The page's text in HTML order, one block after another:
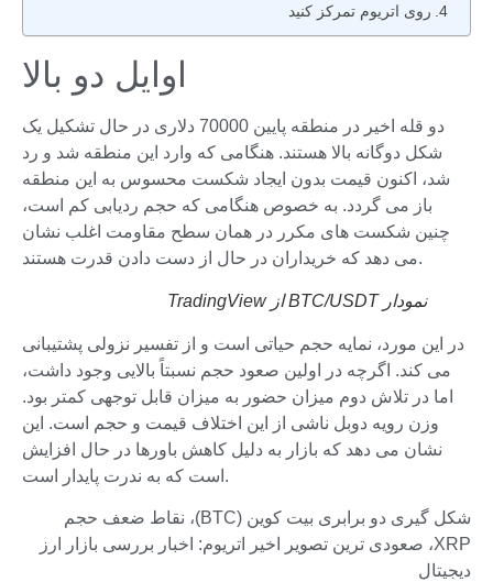
روی اتریوم تمرکز کنید
اوایل دو بالا
دو قله اخیر در منطقه پایین 70000 دلاری در حال تشکیل یک
شکل دوگانه بالا هستند. هنگامی که وارد این منطقه شد و رد
شد، اکنون قیمت بدون ایجاد شکست محسوس به این منطقه
باز می گردد. به خصوص هنگامی که حجم ردیابی کم است،
چنین شکست های مکرر در همان سطح مقاومت اغلب نشان
می دهد که خریداران در حال از دست دادن قدرت هستند.
نمودار BTC/USDT از TradingView
در این مورد، نمایه حجم حیاتی است و از تفسیر نزولی پشتیبانی
می کند. اگرچه در اولین صعود حجم نسبتاً بالایی وجود داشت،
اما در تلاش دوم میزان حضور به میزان قابل توجهی کمتر بود.
وزن رویه دوبل ناشی از این اختلاف قیمت و حجم است. این
نشان می دهد که بازار به دلیل کاهش باورها در حال افزایش
است که به ندرت پایدار است.
شکل گیری دو برابری بیت کوین (BTC)، نقاط ضعف حجم
XRP، صعودی ترین تصویر اخیر اتریوم: اخبار بررسی بازار ارز
دیجیتال